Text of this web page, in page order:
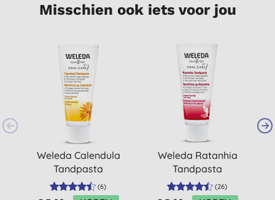
Misschien ook iets voor jou
Weleda Calendula
Tandpasta
(6)
Weleda Ratanhia
Tandpasta
(26)